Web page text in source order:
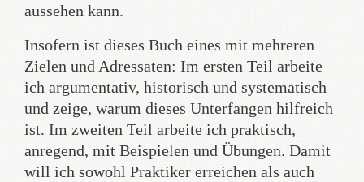
aussehen kann.
Insofern ist dieses Buch eines mit mehreren
Zielen und Adressaten: Im ersten Teil arbeite
ich argumentativ, historisch und systematisch
und zeige, warum dieses Unterfangen hilfreich
ist. Im zweiten Teil arbeite ich praktisch,
anregend, mit Beispielen und Übungen. Damit
will ich sowohl Praktiker erreichen als auch